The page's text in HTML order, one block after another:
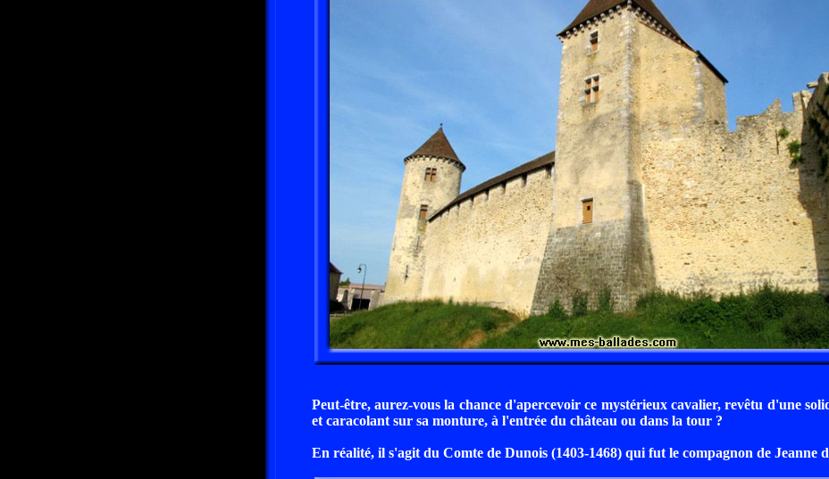
Peut-être, aurez-vous la chance d'apercevoir ce mystérieux cavalier, revêtu d'une
et caracolant sur sa monture, à l'entrée du château ou dans la tour ?
En réalité, il s'agit du Comte de Dunois (1403-1468) qui fut le compagnon de Jeanne